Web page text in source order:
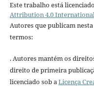
Este trabalho está
Attribution 4.0
Autores que publicam
termos:
. Autores mantém os
direito de primeira
licenciado sob aLicença